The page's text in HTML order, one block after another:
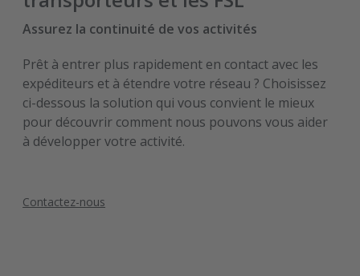
Assurez la continuité de vos activités
Prêt à entrer plus rapidement en contact avec les
expéditeurs et à étendre votre réseau ? Choisissez
ci-dessous la solution qui vous convient le mieux
pour découvrir comment nous pouvons vous aider
à développer votre activité.
Contactez-nous